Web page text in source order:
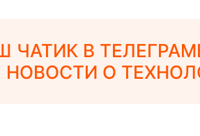
В
О